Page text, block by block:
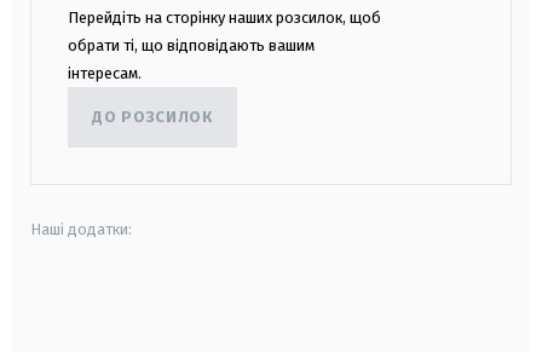
Перейдіть на сторінку наших розсилок, щоб
обрати ті, що відповідають вашим
інтересам.
ДО РОЗСИЛОК
Наші додатки: